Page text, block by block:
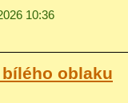
10:36
bílého oblaku